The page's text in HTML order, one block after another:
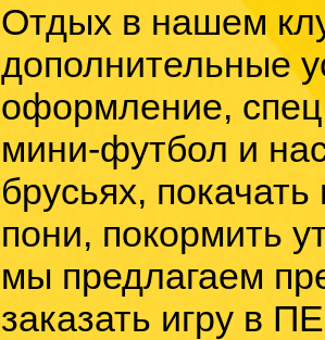
Отдых в нашем
дополнительные
оформление,
мини-футбол и
брусьях,
пони, покормить
мы предлагаем
заказать игру в